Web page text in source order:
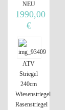
NEU
1990,00
€
ATV
Striegel
240cm
Wiesenstriegel
Rasenstriegel